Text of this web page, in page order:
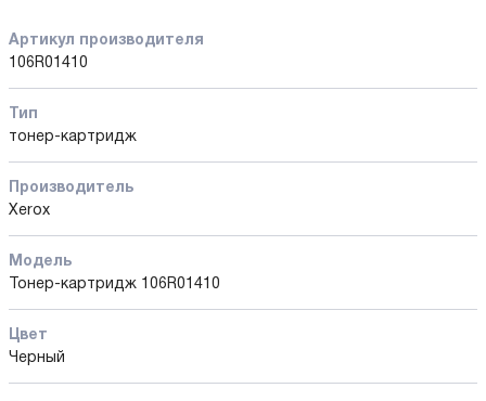
Артикул производителя
106R01410
Тип
тонер-картридж
Производитель
Xerox
Модель
Тонер-картридж 106R01410
Цвет
Черный